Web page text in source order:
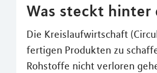
Was steckt hinter
Die Kreislaufwirtschaft
fertigen Produkten zu
Rohstoffe nicht verloren